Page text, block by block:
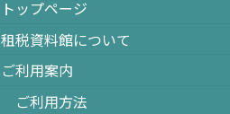
トップページ
租税資料館について
ご利用案内
ご利用方法